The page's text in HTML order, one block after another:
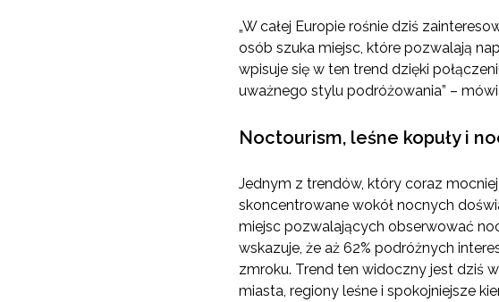
„W całej Europie rośnie dziś
osób szuka miejsc, które pozwalają
wpisuje się w ten trend dzięki
uważnego stylu podróżowania” –
Noctourism, leśne kopuły i
Jednym z trendów, który coraz
skoncentrowane wokół nocnych
miejsc pozwalających obserwować
wskazuje, że aż 62% podróżnych
zmroku. Trend ten widoczny jest dziś
miasta, regiony leśne i spokojniejsze